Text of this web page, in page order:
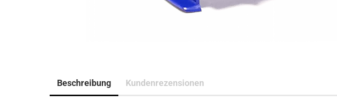
Beschreibung Kundenrezensionen